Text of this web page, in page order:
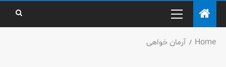
Home آرمان خواهی